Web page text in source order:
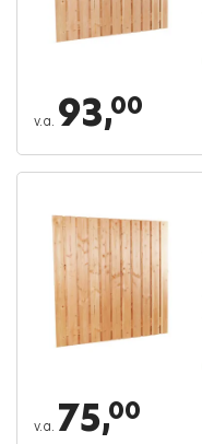
v.a. 93,00
v.a. 75,00